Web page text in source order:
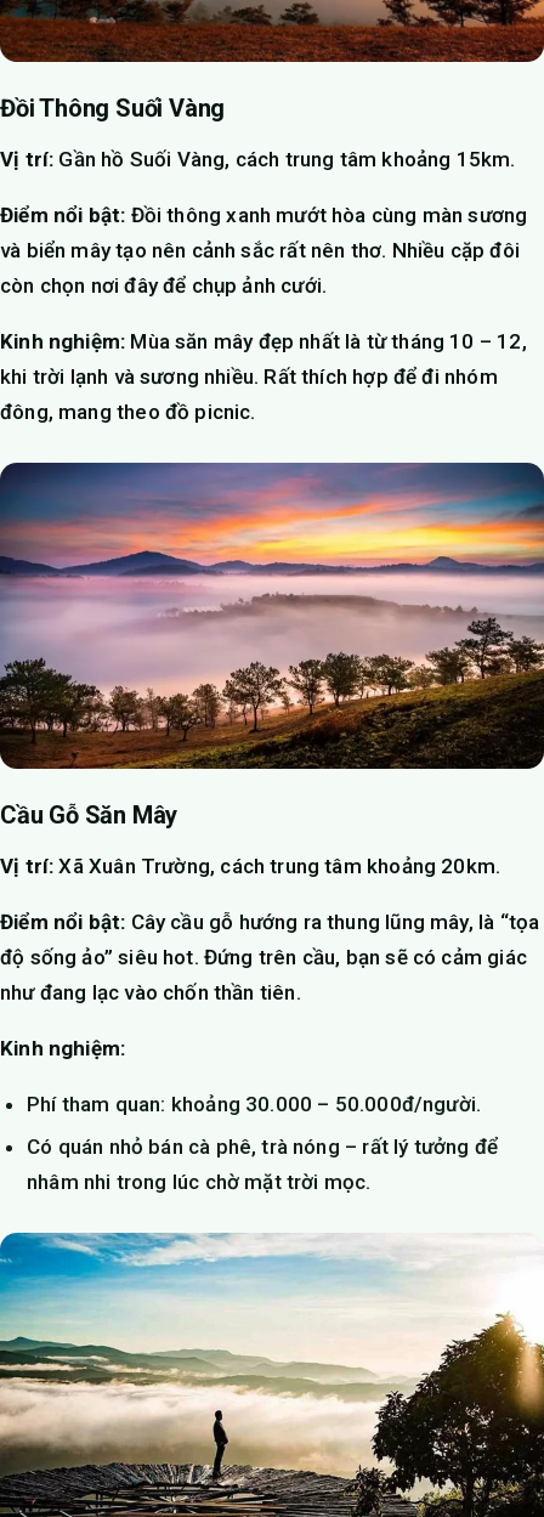
Đồi Thông Suối Vàng
Vị trí: Gần hồ Suối Vàng, cách trung tâm khoảng 15km.
Điểm nổi bật: Đồi thông xanh mướt hòa cùng màn sương
và biển mây tạo nên cảnh sắc rất nên thơ. Nhiều cặp đôi
còn chọn nơi đây để chụp ảnh cưới.
Kinh nghiệm: Mùa săn mây đẹp nhất là từ tháng 10 – 12,
khi trời lạnh và sương nhiều. Rất thích hợp để đi nhóm
đông, mang theo đồ picnic.
Cầu Gỗ Săn Mây
Vị trí: Xã Xuân Trường, cách trung tâm khoảng 20km.
Điểm nổi bật: Cây cầu gỗ hướng ra thung lũng mây, là “tọa
độ sống ảo” siêu hot. Đứng trên cầu, bạn sẽ có cảm giác
như đang lạc vào chốn thần tiên.
Kinh nghiệm:
Phí tham quan: khoảng 30.000 – 50.000đ/người.
Có quán nhỏ bán cà phê, trà nóng – rất lý tưởng để
nhâm nhi trong lúc chờ mặt trời mọc.